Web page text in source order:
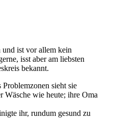
ist vor allem kein
isst aber am liebsten
bekannt.
sieht sie
Wäsche wie heute; ihre Oma
ihr, rundum gesund zu